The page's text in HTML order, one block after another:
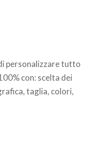
personalizzare tutto
con: scelta dei
taglia, colori,